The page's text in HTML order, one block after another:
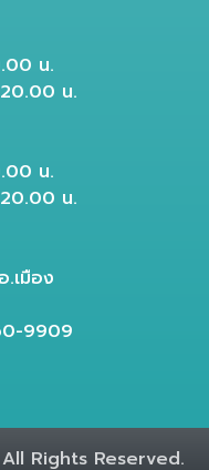
น.
น.
น.
น.
เมือง
9909
Rights Reserved.